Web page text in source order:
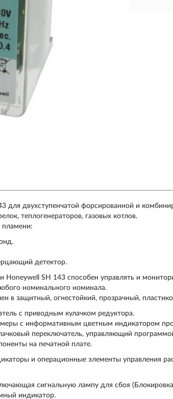
для двухступенчатой форсированной и
теплогенераторов, газовых котлов.
пламени:
детектор.
Honeywell SH 143 способен управлять и
номинального номинала.
в защитный, огнестойкий, прозрачный,
с приводным кулачком редуктора.
с информативным цветным индикатором
переключатель, управляющий
на печатной плате.
и операционные элементы управления
сигнальную лампу для сбоя
индикатор.